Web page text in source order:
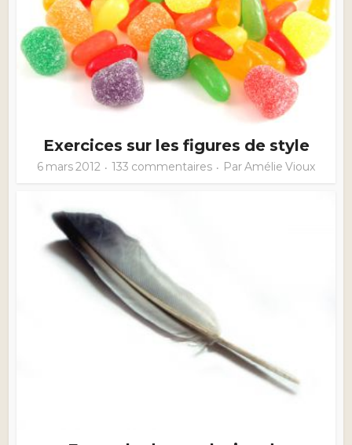
Exercices sur les figures de style
6 mars 2012 133 commentaires ParAmélie Vioux